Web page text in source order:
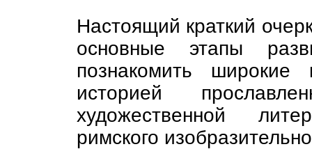
Настоящий краткий
основные этапы
познакомить широкие
историей
художественной
римского